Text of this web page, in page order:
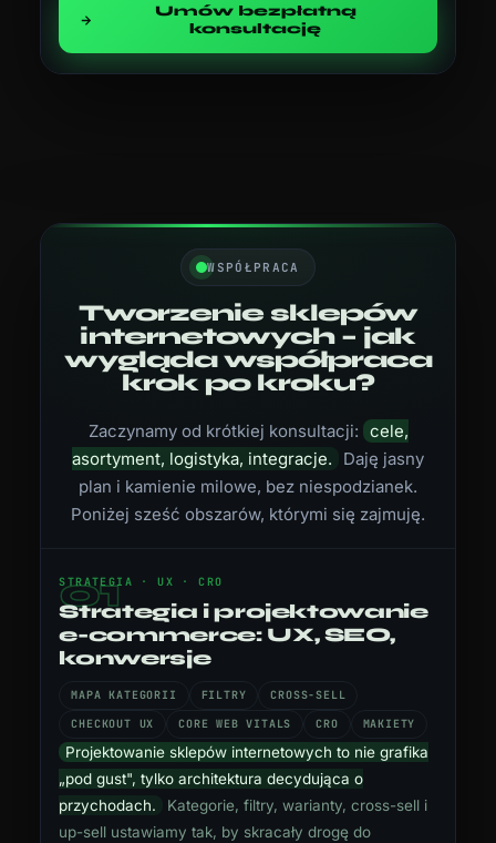
Umów bezpłatną
konsultację
WSPÓŁPRACA
Tworzenie sklepów
internetowych – jak
wygląda współpraca
krok po kroku?
Zaczynamy od krótkiej konsultacji: cele,
asortyment, logistyka, integracje.
Daję jasny
plan i kamienie milowe, bez niespodzianek.
Poniżej sześć obszarów, którymi się zajmuję.
01
STRATEGIA · UX · CRO
Strategia i projektowanie
e-commerce: UX, SEO,
konwersje
MAPA KATEGORII FILTRY
CROSS-SELL
CHECKOUT UX
CORE WEB VITALS CRO MAKIETY
Projektowanie sklepów internetowych to nie grafika
„pod gust", tylko architektura decydująca o
przychodach.
Kategorie, filtry, warianty, cross-sell i
up-sell ustawiamy tak, by skracały drogę do